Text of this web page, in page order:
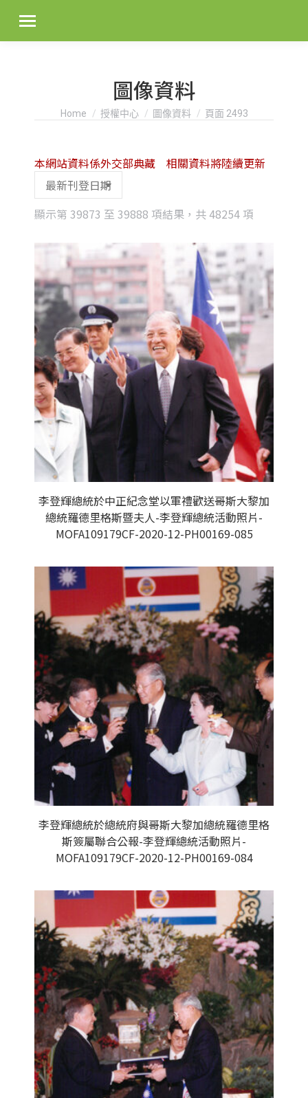
圖像資料
You are here:
Home 授權中心 圖像資料 頁面 2493
顯示第 39873 至 39888 項結果，共 48254 項
latest
本網站資料係外交部典藏 相關資料將陸續更新
李登輝總統於中正紀念堂以軍禮歡送哥斯大黎加
總統羅德里格斯暨夫人-李登輝總統活動照片-
MOFA109179CF-2020-12-PH00169-085
李登輝總統於總統府與哥斯大黎加總統羅德里格
斯簽屬聯合公報-李登輝總統活動照片-
MOFA109179CF-2020-12-PH00169-084